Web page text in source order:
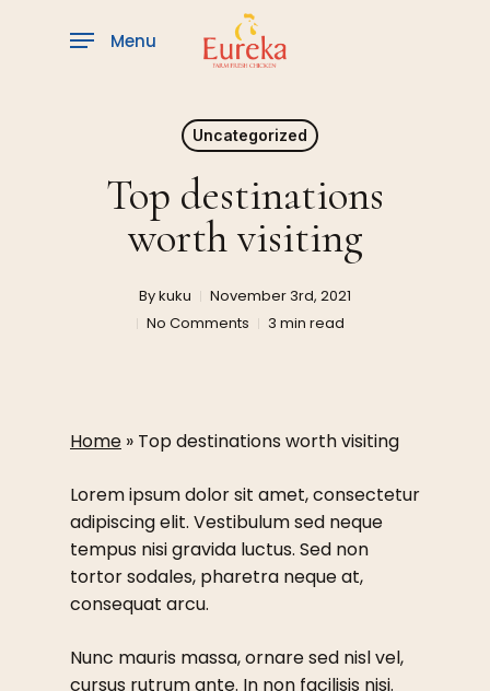
Menu
Uncategorized
Top destinations
worth visiting
Bykuku
November 3rd, 2021
No Comments
3 min read
Home » Top destinations worth visiting
Lorem ipsum dolor sit amet, consectetur
adipiscing elit. Vestibulum sed neque
tempus nisi gravida luctus. Sed non
tortor sodales, pharetra neque at,
consequat arcu.
Nunc mauris massa, ornare sed nisl vel,
cursus rutrum ante. In non facilisis nisi.